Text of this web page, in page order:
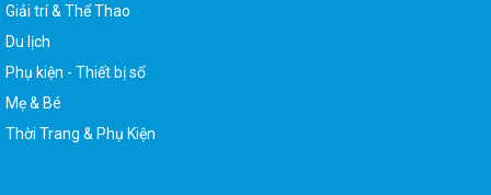
Giải trí & Thể Thao
Du lịch
Phụ kiện - Thiết bị số
Mẹ & Bé
Thời Trang & Phụ Kiện